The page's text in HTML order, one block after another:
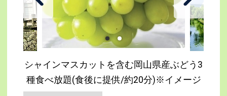
シャインマスカットを含む岡山県産ぶどう3
種食べ放題(食後に提供/約20分)※イメージ